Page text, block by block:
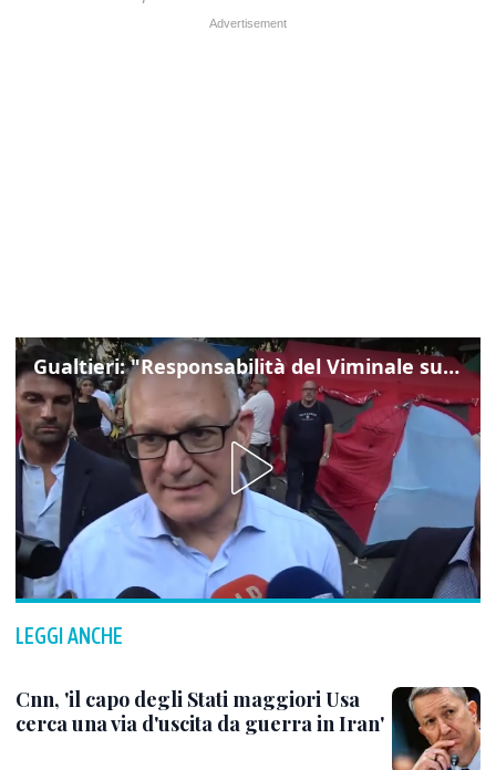
Gualtieri: "Responsabilità del Viminale su Spin Time? La posizione dei partiti è nota"
LEGGI ANCHE
Cnn, 'il capo degli Stati maggiori Usa
cerca una via d'uscita da guerra in Iran'